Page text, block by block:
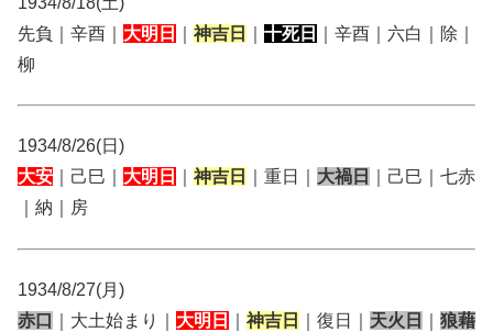
先負｜辛酉｜ 大明日 神吉日 十死日
｜辛酉｜六白｜除｜
柳
1934/8/26(日)
大安 ｜己巳｜ 大明日 神吉日 ｜重日｜ 大禍日
｜己巳｜七赤
｜納｜房
1934/8/27(月)
赤口
｜大土始まり｜ 大明日 神吉日 ｜復日｜ 天火日
狼藉